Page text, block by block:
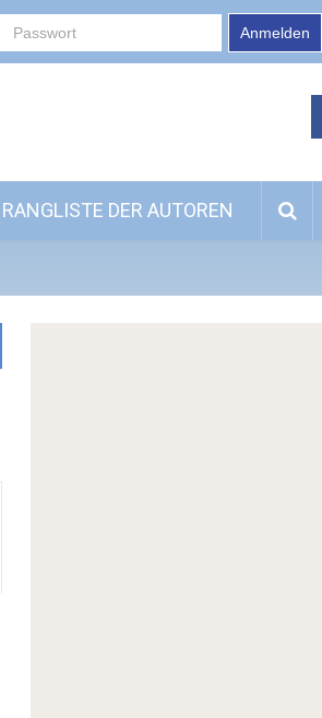
Anmelden
RANGLISTE DER AUTOREN